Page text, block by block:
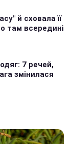
й сховала її
там всередині
7 речей,
змінилася